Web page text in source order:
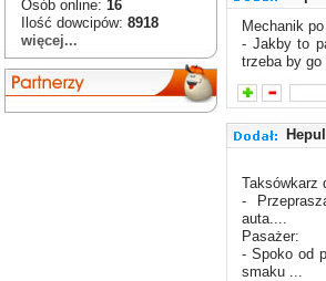
Osób online: 16
Ilość dowcipów: 8918
więcej...
Mechanik
- Jakby to
trzeba by
Taksówkarz
-
auta....
Pasażer:
- Spoko od
smaku ...